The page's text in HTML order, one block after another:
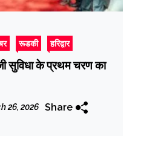
रूडकी हरिद्वार
सुविधा के प्रथम चरण का
26, 2026 Share